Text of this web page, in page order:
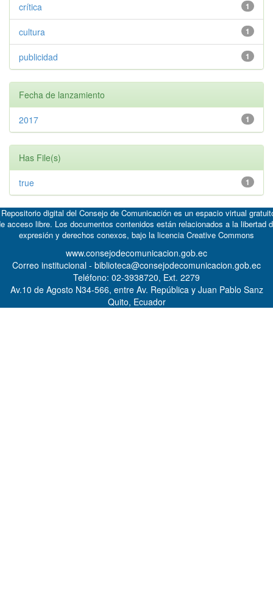
1
crítica
1
cultura
1
publicidad
Fecha de lanzamiento
1
2017
Has File(s)
1
true
digital del Consejo de Comunicación es un espacio virtual
acceso libre. Los documentos contenidos están relacionados a la libertad
expresión y derechos conexos, bajo la licencia Creative Commons
www.consejodecomunicacion.gob.ec
Correo institucional - biblioteca@consejodecomunicacion.gob.ec
Teléfono: 02-3938720, Ext. 2279
Av.10 de Agosto N34-566, entre Av. República y Juan Pablo Sanz
Quito, Ecuador